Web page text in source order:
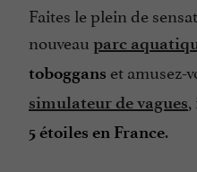
Parle néerlandais
Piscine
Piscine chauffée
Faites le plein de
nouveau parc
toboggans et amusez-
simulateur de vagues
5 étoiles en France.